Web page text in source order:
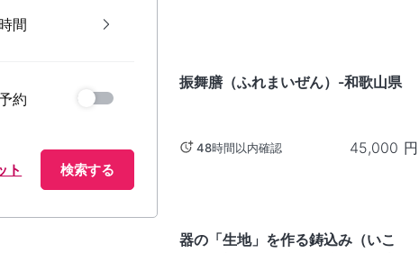
間
約
ト 検索する
振舞膳（ふれまいぜん）-和歌山県
48時間以内確認 45,000 円
器の「生地」を作る鋳込み（いこ